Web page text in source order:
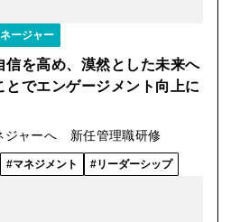
ージャー
信を高め、漠然とした未来へ
とでエンゲージメント向上に
ジャーへ 新任管理職研修
マネジメント リーダーシップ